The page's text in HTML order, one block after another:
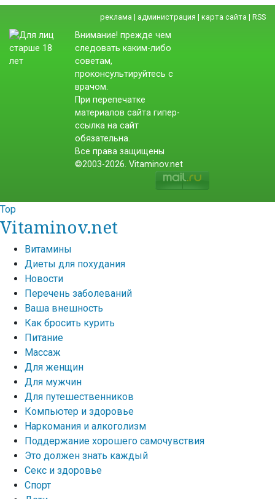
реклама | администрация | карта сайта | RSS
Внимание! прежде чем
следовать каким-либо
советам,
проконсультируйтесь с
врачом.
При перепечатке
материалов сайта гипер-
ссылка на сайт
обязательна.
Все права защищены
©2003-2026. Vitaminov.net
Top
Vitaminov.net
Витамины
Диеты для похудания
Новости
Перечень заболеваний
Ваша внешность
Как бросить курить
Питание
Массаж
Для женщин
Для мужчин
Для путешественников
Компьютер и здоровье
Наркомания и алкоголизм
Поддержание хорошего самочувствия
Это должен знать каждый
Секс и здоровье
Спорт